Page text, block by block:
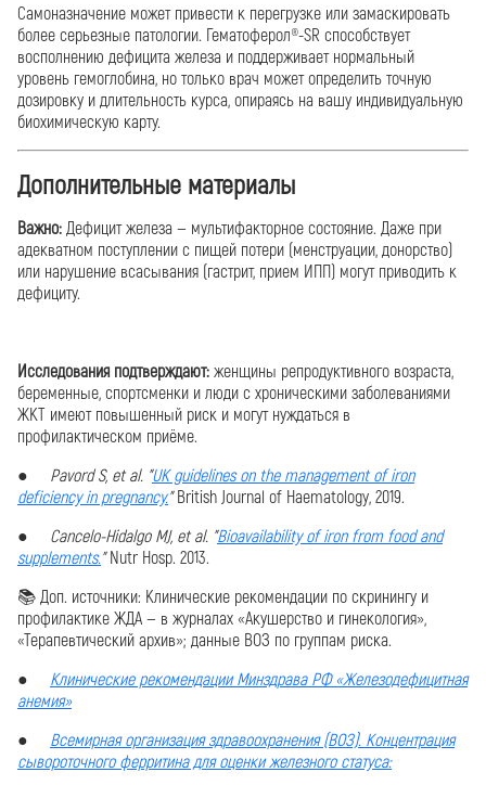
Самоназначение может привести к перегрузке или замаскировать
более серьезные патологии. Гематоферол®-SR способствует
восполнению дефицита железа и поддерживает нормальный
уровень гемоглобина, но только врач может определить точную
дозировку и длительность курса, опираясь на вашу индивидуальную
биохимическую карту.
Дополнительные материалы
Важно: Дефицит железа — мультифакторное состояние. Даже при
адекватном поступлении с пищей потери (менструации, донорство)
или нарушение всасывания (гастрит, прием ИПП) могут приводить к
дефициту.
Исследования подтверждают: женщины репродуктивного возраста,
беременные, спортсменки и люди с хроническими заболеваниями
ЖКТ имеют повышенный риск и могут нуждаться в
профилактическом приёме.
● Pavord S, et al. "UK guidelines on the management of iron
deficiency in pregnancy."British Journal of Haematology, 2019.
● Cancelo-Hidalgo MJ, et al. "Bioavailability of iron from food and
supplements."Nutr Hosp. 2013.
📚 Доп. источники: Клинические рекомендации по скринингу и
профилактике ЖДА — в журналах «Акушерство и гинекология»,
«Терапевтический архив»; данные ВОЗ по группам риска.
● Клинические рекомендации Минздрава РФ «Железодефицитная
анемия»
● Всемирная организация здравоохранения (ВОЗ). Концентрация
сывороточного ферритина для оценки железного статуса: